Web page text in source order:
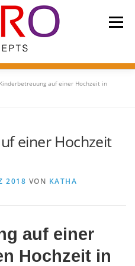
Menü
KONTAKT
Kinderbetreuung auf einer Hochzeit in
einer Hochzeit
2018 VON KATHA
auf einer
Hochzeit in